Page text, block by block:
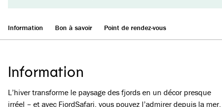
Information Bon à savoir Point de rendez-vous
Information
L’hiver transforme le paysage des fjords en un décor presque
irréel – et avec FjordSafari, vous pouvez l’admirer depuis la mer.